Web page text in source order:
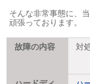
そんな非常事態に、
頑張っております。
故障の内容 対